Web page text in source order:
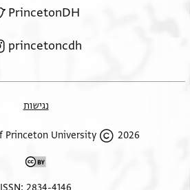
מתכת עאלמין יתיבא ומשלמא
לאוקומי אפטרופא ולשריי שליחי
דהזא לפום דחאזי למתבע כל
לנפשיה ולאשבועי
מן דחאזי לאשבועיה ולמעבד
PrincetonDH
princetoncdh
נגישות
2026 The Trustees of Princeton University